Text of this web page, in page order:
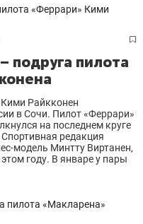
подруга пилота
Райкконен
в Сочи. Пилот «Феррари»
на последнем круге
редакция
модель Минтту Виртанен,
году. В январе у пары